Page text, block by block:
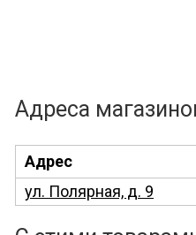
Адреса
Адрес
ул. Полярная, д. 9